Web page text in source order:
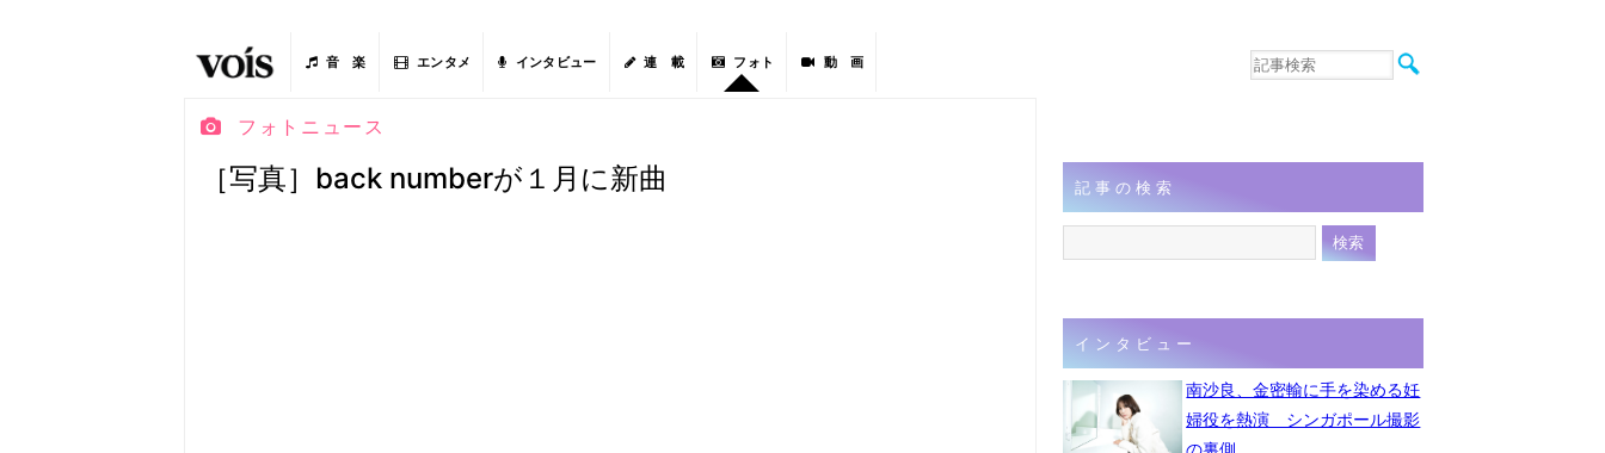
音 楽 エンタメ インタビュー 連 載 フォト 動 画
音楽
連載
フォト
フォトニュース
［写真］back numberが１月に新曲 記事の検索
インタビュー
南沙良、金密輸に手を染める妊
婦役を熱演 シンガポール撮影
の裏側